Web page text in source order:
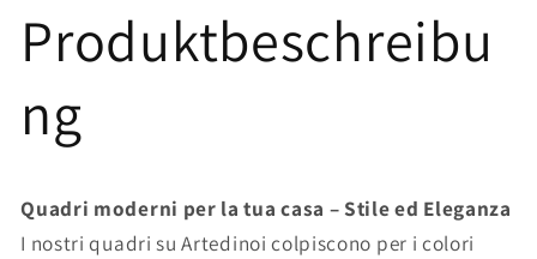
Produktbeschreibu
ng
Quadri moderni per la tua casa – Stile ed Eleganza
I nostri quadri su Artedinoi colpiscono per i colori